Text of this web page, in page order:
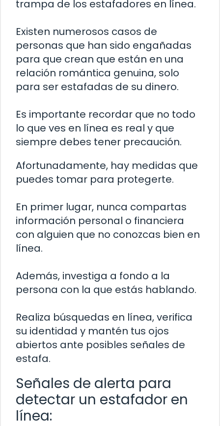
trampa de los estafadores en línea.
Existen numerosos casos de
personas que han sido engañadas
para que crean que están en una
relación romántica genuina, solo
para ser estafadas de su dinero.
Es importante recordar que no todo
lo que ves en línea es real y que
siempre debes tener precaución.
Afortunadamente, hay medidas que
puedes tomar para protegerte.
En primer lugar, nunca compartas
información personal o financiera
con alguien que no conozcas bien en
línea.
Además, investiga a fondo a la
persona con la que estás hablando.
Realiza búsquedas en línea, verifica
su identidad y mantén tus ojos
abiertos ante posibles señales de
estafa.
Señales de alerta para
detectar un estafador en
línea: